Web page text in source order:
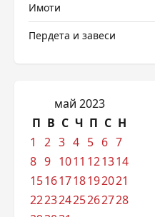
Имоти
Пердета и завеси
май 2023
П В С Ч П С Н
1
2 3 4 5 6 7
8 9 1011 121314
15161718192021
22232425262728